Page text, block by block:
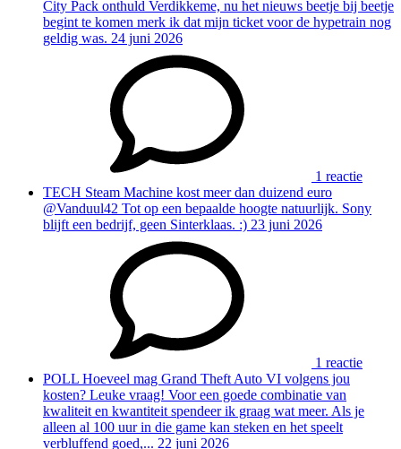
City Pack onthuld Verdikkeme, nu het nieuws beetje bij beetje
begint te komen merk ik dat mijn ticket voor de hypetrain nog
geldig was. 24 juni 2026
1 reactie
TECH Steam Machine kost meer dan duizend euro
@Vanduul42 Tot op een bepaalde hoogte natuurlijk. Sony
blijft een bedrijf, geen Sinterklaas. :) 23 juni 2026
1 reactie
POLL Hoeveel mag Grand Theft Auto VI volgens jou
kosten? Leuke vraag! Voor een goede combinatie van
kwaliteit en kwantiteit spendeer ik graag wat meer. Als je
alleen al 100 uur in die game kan steken en het speelt
verbluffend goed,... 22 juni 2026